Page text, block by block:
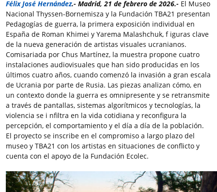
Félix José Hernández.- Madrid, 21 de febrero de 2026.- El Museo
Nacional Thyssen-Bornemisza y la Fundación TBA21 presentan
Pedagogías de guerra, la primera exposición individual en
España de Roman Khimei y Yarema Malashchuk, f iguras clave
de la nueva generación de artistas visuales ucranianos.
Comisariada por Chus Martínez, la muestra propone cuatro
instalaciones audiovisuales que han sido producidas en los
últimos cuatro años, cuando comenzó la invasión a gran escala
de Ucrania por parte de Rusia. Las piezas analizan cómo, en
un contexto donde la guerra es omnipresente y se retransmite
a través de pantallas, sistemas algorítmicos y tecnologías, la
violencia se i nfiltra en la vida cotidiana y reconfigura la
percepción, el comportamiento y el día a día de la población.
El proyecto se inscribe en el compromiso a largo plazo del
museo y TBA21 con los artistas en situaciones de conflicto y
cuenta con el apoyo de la Fundación Ecolec.